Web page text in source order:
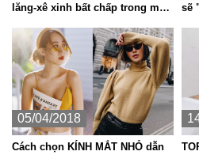
lăng-xê xinh bất chấp trong mùa
sẽ
05/04/2018
Cách chọn KÍNH MẮT NHỎ dẫn